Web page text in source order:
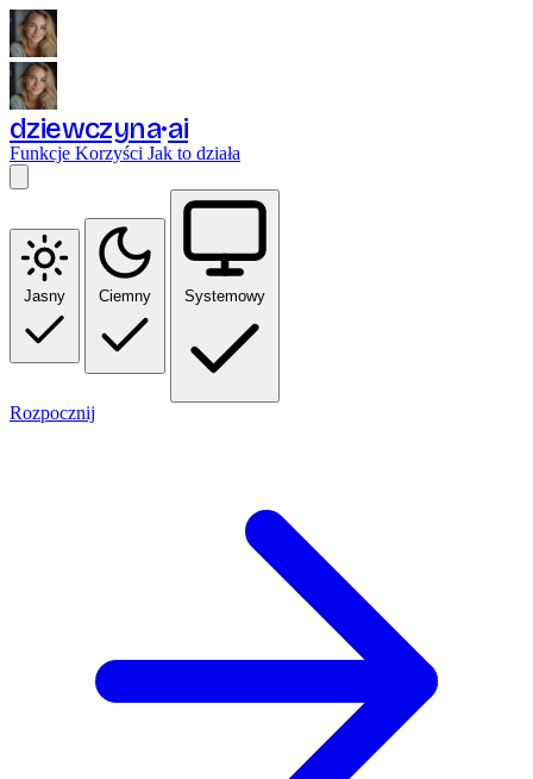
dziewczyna ai
Funkcje Korzyści Jak to działa
Jasny Ciemny Systemowy
Rozpocznij